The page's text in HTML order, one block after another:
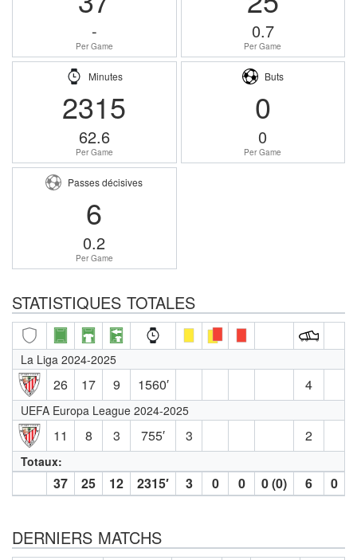
-
Per Game
0.7
Per Game
Minutes
2315
62.6
Per Game
Buts
0
0
Per Game
Passes décisives
6
0.2
Per Game
STATISTIQUES TOTALES
La Liga 2024-2025
26 17 9 1560′ 4
UEFA Europa League 2024-2025
11 8 3 755′ 3 2
Totaux:
37 25 12 2315′ 3 0 0 0 (0) 6 0
DERNIERS MATCHS